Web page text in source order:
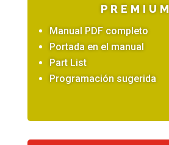
PREMIUM
Manual PDF completo
Portada en el manual
Part List
Programación sugerida